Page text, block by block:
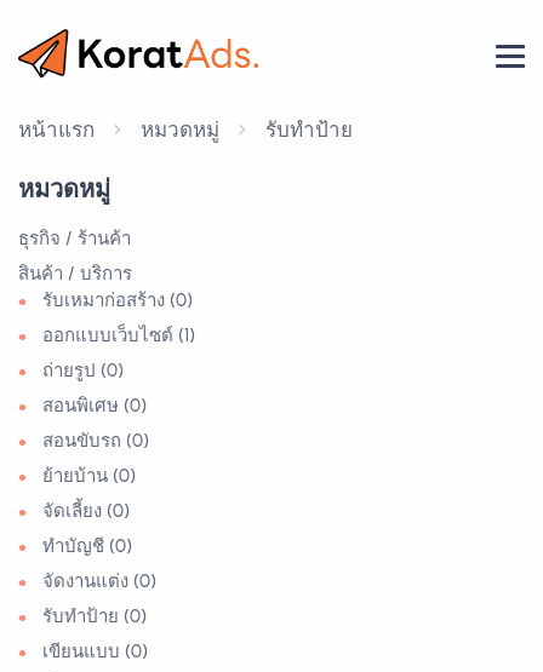
หน้าแรก หมวดหมู่ รับทำป้าย
หมวดหมู่
ธุรกิจ / ร้านค้า
สินค้า / บริการ
รับเหมาก่อสร้าง (0)
ออกแบบเว็บไซต์ (1)
ถ่ายรูป (0)
สอนพิเศษ (0)
สอนขับรถ (0)
ย้ายบ้าน (0)
จัดเลี้ยง (0)
ทำบัญชี (0)
จัดงานแต่ง (0)
รับทำป้าย (0)
เขียนแบบ (0)